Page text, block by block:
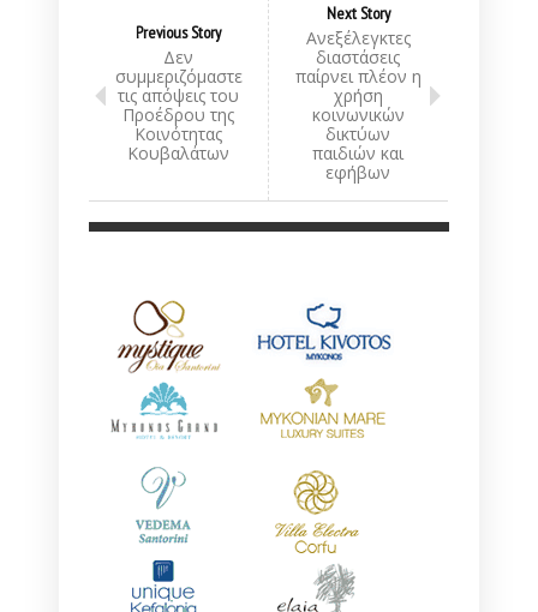
Previous Story
Δεν
συμμεριζόμαστε
τις απόψεις του
Προέδρου της
Κοινότητας
Κουβαλάτων
Next Story
Ανεξέλεγκτες
διαστάσεις
παίρνει πλέον η
χρήση
κοινωνικών
δικτύων
παιδιών και
εφήβων